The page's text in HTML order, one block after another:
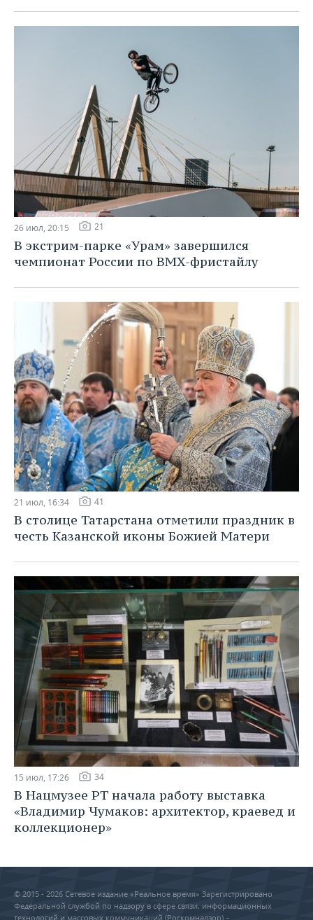
26 июл, 20:15 21
В экстрим-парке «Урам» завершился
чемпионат России по BMX-фристайлу
21 июл, 16:34 41
В столице Татарстана отметили праздник в
честь Казанской иконы Божией Матери
15 июл, 17:26 34
В Нацмузее РТ начала работу выставка
«Владимир Чумаков: архитектор, краевед и
коллекционер»
© 2015 - 2026 Сетевое издание «Реальное время» Зарегистрировано
Федеральной службой по надзору в сфере связи, информационных
технологий и массовых коммуникаций (Роскомнадзор) –